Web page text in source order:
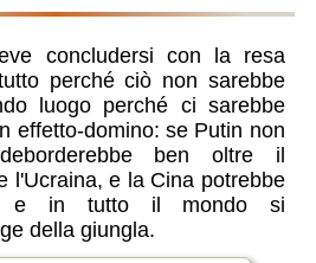
concludersi con la resa
perché ciò non sarebbe
luogo perché ci sarebbe
effetto-domino: se Putin non
ben oltre il
l'Ucraina, e la Cina potrebbe
e in tutto il mondo si
della giungla.